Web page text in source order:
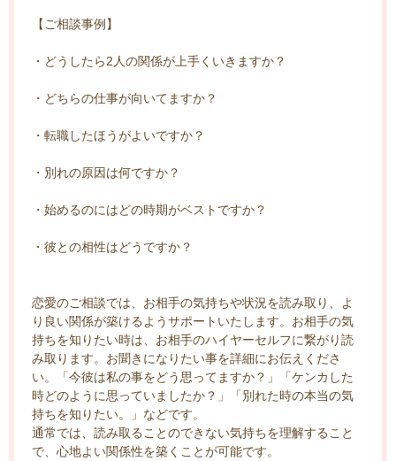
【ご相談事例】
・どうしたら2人の関係が上手くいきますか？
・どちらの仕事が向いてますか？
・転職したほうがよいですか？
・別れの原因は何ですか？
・始めるのにはどの時期がベストですか？
・彼との相性はどうですか？
恋愛のご相談では、お相手の気持ちや状況を読み取り、よ
り良い関係が築けるようサポートいたします。お相手の気
持ちを知りたい時は、お相手のハイヤーセルフに繋がり読
み取ります。お聞きになりたい事を詳細にお伝えくださ
い。「今彼は私の事をどう思ってますか？」「ケンカした
時どのように思っていましたか？」「別れた時の本当の気
持ちを知りたい。」などです。
通常では、読み取ることのできない気持ちを理解すること
で、心地よい関係性を築くことが可能です。